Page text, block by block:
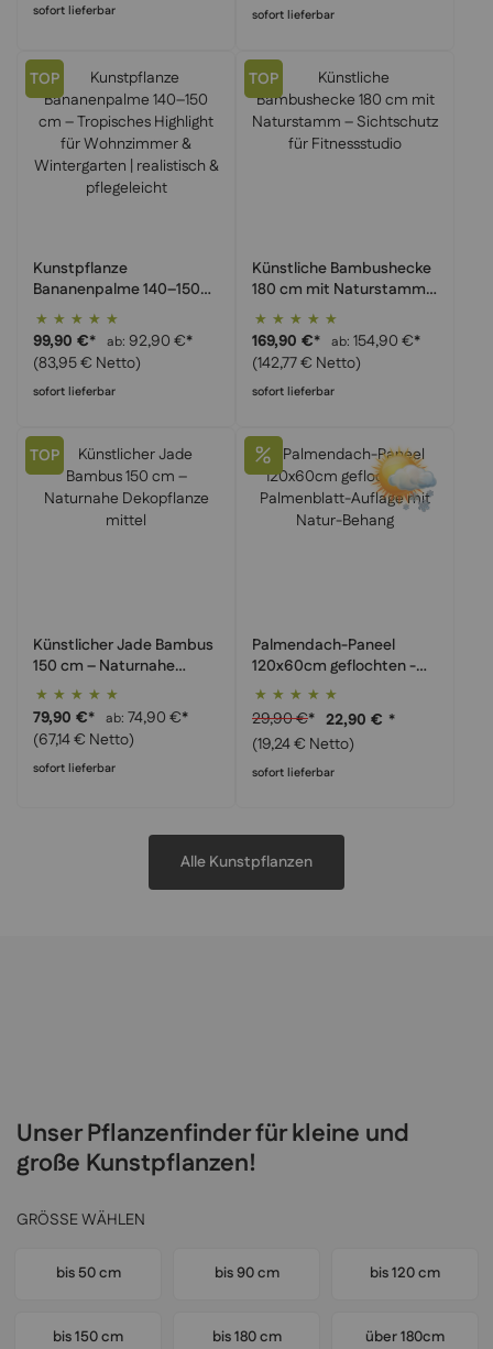
sofort lieferbar sofort lieferbar
TOP
Kunstpflanze
Bananenpalme 140–150
cm – Tropisches Highlight
für Wohnzimmer &
Wintergarten | realistisch
& pflegeleicht
Bewertung:
100%
99,90 €* ab 92,90 €*
(83,95 € Netto)
sofort lieferbar
TOP
Künstliche Bambushecke
180 cm mit Naturstamm –
Sichtschutz für
Fitnessstudio
Bewertung:
100%
169,90 €* ab 154,90 €*
(142,77 € Netto)
sofort lieferbar
TOP
Künstlicher Jade Bambus
150 cm – Naturnahe
Dekopflanze mittel
Bewertung:
100%
79,90 €* ab 74,90 €*
(67,14 € Netto)
sofort lieferbar
Palmendach-Paneel
120x60cm geflochten -
Palmenblatt-Auflage mit
Natur-Behang
Bewertung:
100%
29,90 €* 22,90 € *
(19,24 € Netto)
sofort lieferbar
Alle Kunstpflanzen
Unser Pflanzenfinder für kleine und
große Kunstpflanzen!
GRÖSSE WÄHLEN
bis 50 cm bis 90 cm bis 120 cm
bis 150 cm bis 180 cm über 180cm